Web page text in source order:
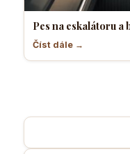
Pes na eskalátoru a
Číst dále →